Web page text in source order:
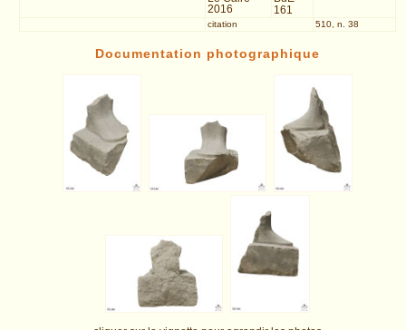
2016
161
citation 510, n. 38
Documentation photographique